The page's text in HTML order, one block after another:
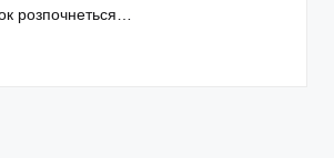
розпочнеться…